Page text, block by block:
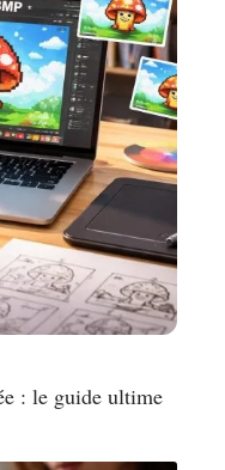
: le guide ultime